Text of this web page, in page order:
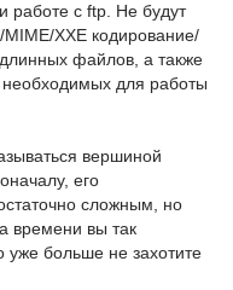
работе с ftp. Не будут
XXE кодирование/
файлов, а также
для работы
вершиной
его
сложным, но
времени вы так
уже больше не захотите